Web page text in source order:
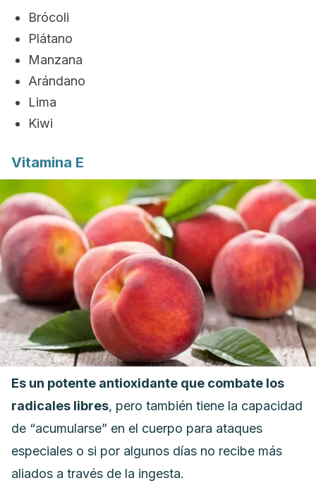
Brócoli
Plátano
Manzana
Arándano
Lima
Kiwi
Vitamina E
Es un potente antioxidante que combate los
radicales libres, pero también tiene la capacidad
de “acumularse” en el cuerpo para ataques
especiales o si por algunos días no recibe más
aliados a través de la ingesta.